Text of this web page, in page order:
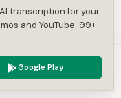
فيها الدنيا يعني
سرتك يوما ساءتك
لذلك رضي الله تعالى
وكانوا رضي الله
transcription for your
and YouTube. 99+
Google Play